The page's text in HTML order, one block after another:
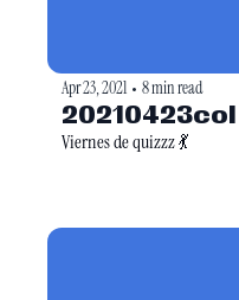
Apr 23, 2021 • 8 min read
20210423col
Viernes de quizzz 💃